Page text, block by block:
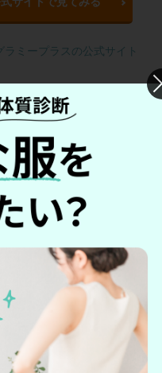
ミープラスの公式サイト
・楽天
でなく、Amazonや楽天シ
が一番安い価格で購入で
イトが一番安い！
ラスは 公式サイト